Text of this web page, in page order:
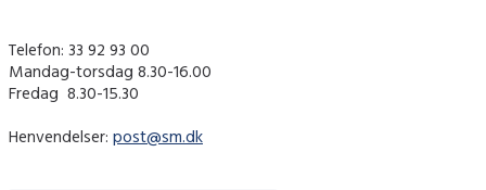
Telefon: 33 92 93 00
Mandag-torsdag 8.30-16.00
Fredag ​ 8.30-15.30
Henvendelser: post@sm.dk